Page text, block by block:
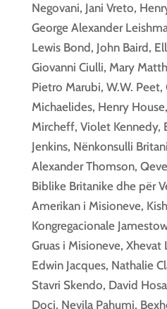
Negovani, Jani Vreto,
George Alexander
Lewis Bond, John Baird,
Giovanni Ciulli, Mary
Pietro Marubi, W.W. Peet,
Michaelides, Henry
Mircheff, Violet Kennedy,
Jenkins, Nënkonsulli
Alexander Thomson,
Biblike Britanike dhe për
Amerikan i Misioneve,
Kongregacionale
Gruas i Misioneve, Xhevat
Edwin Jacques, Nathalie
Stavri Skendo, David
Doçi, Nevila Pahumi,